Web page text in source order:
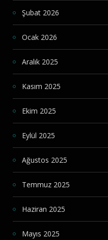
Şubat 2026
Ocak 2026
Aralık 2025
Kasım 2025
Ekim 2025
Eylül 2025
Ağustos 2025
Temmuz 2025
Haziran 2025
Mayıs 2025